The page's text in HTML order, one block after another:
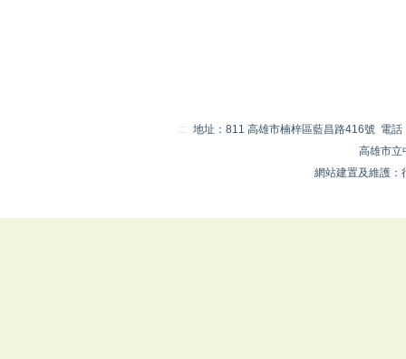
:::
地址：811 高雄市楠梓區藍昌路416號 電
高雄市立
網站建置及維護：